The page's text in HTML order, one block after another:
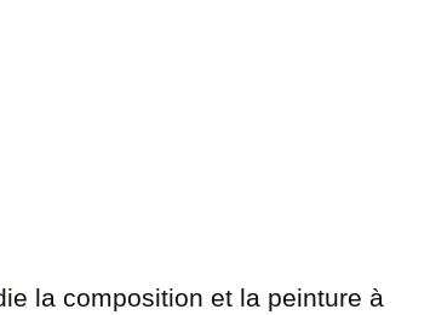
la composition et la peinture à